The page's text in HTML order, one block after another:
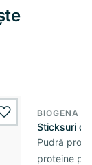
wishlist.add
BIOGENA
Sticksuri
Pudră
proteine pe